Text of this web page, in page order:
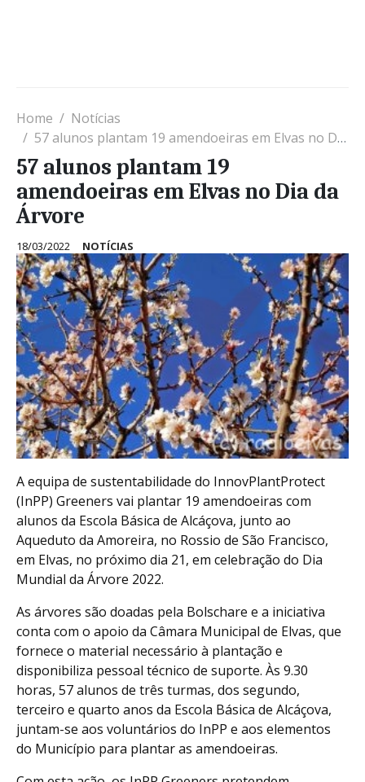
Home
Notícias
57 alunos plantam 19 amendoeiras em Elvas no Dia da Árvore
57 alunos plantam 19
amendoeiras em Elvas no Dia da
Árvore
18/03/2022 NOTÍCIAS
A equipa de sustentabilidade do InnovPlantProtect
(InPP) Greeners vai plantar 19 amendoeiras com
alunos da Escola Básica de Alcáçova, junto ao
Aqueduto da Amoreira, no Rossio de São Francisco,
em Elvas, no próximo dia 21, em celebração do Dia
Mundial da Árvore 2022.
As árvores são doadas pela Bolschare e a iniciativa
conta com o apoio da Câmara Municipal de Elvas, que
fornece o material necessário à plantação e
disponibiliza pessoal técnico de suporte. Às 9.30
horas, 57 alunos de três turmas, dos segundo,
terceiro e quarto anos da Escola Básica de Alcáçova,
juntam-se aos voluntários do InPP e aos elementos
do Município para plantar as amendoeiras.